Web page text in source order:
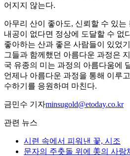
어지지 않는다.
아무리 산이 좋아도, 신뢰할 수 있는
내공이 없다면 정상에 도달할 수 없
좋아하는 산과 좋은 사람들이 있었
그들과 함께했던 아름다운 과정은
국 유종의 미는 과정의 아름다움에
언제나 아름다운 과정을 통해 이루
수하기를 응원하며 마친다.
금민수 기자minsugold@etoday.co.kr
관련 뉴스
시련 속에서 피워낸 꽃, 시조
문자의 주춧돌 위에 美의 사랑